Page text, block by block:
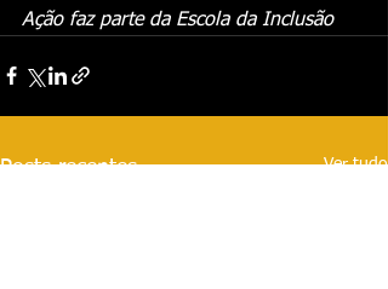
Ação faz parte da Escola da Inclusão
Posts recentes Ver tudo